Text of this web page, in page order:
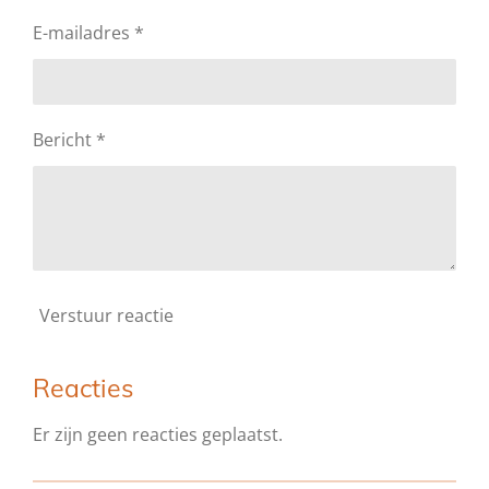
E-mailadres *
Bericht *
Verstuur reactie
Reacties
Er zijn geen reacties geplaatst.